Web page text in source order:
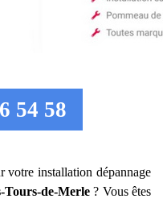
54 58
votre installation dépannage
Tours-de-Merle ? Vous êtes